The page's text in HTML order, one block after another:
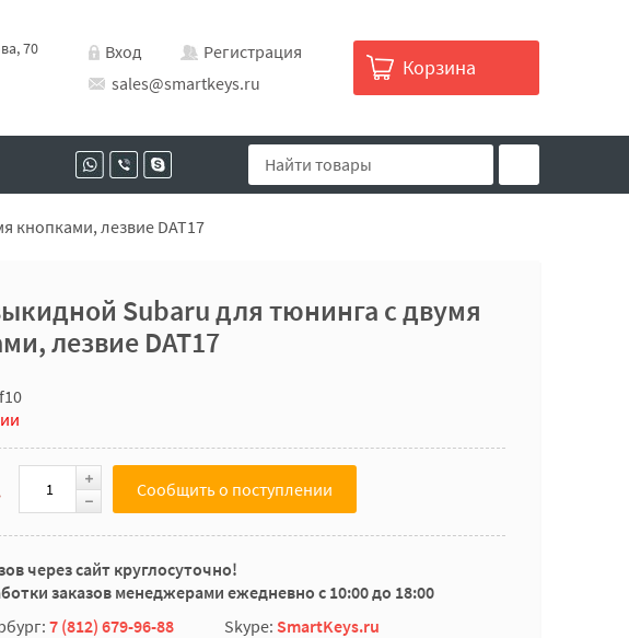
70
Вход
Регистрация
sales@smartkeys.ru
Корзина
кнопками, лезвие DAT17
Subaru для тюнинга с двумя
лезвие DAT17
Сообщить о поступлении
через сайт круглосуточно!
заказов менеджерами ежедневно с 10:00 до 18:00
7 (812) 679-96-88 Skype: SmartKeys.ru